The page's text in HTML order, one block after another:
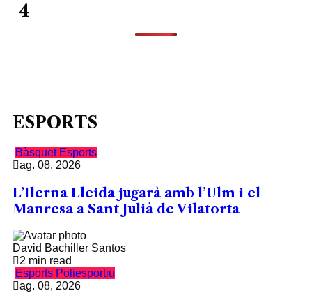
4
ESPORTS
Bàsquet Esports
ag. 08, 2026
L’Ilerna Lleida jugarà amb l’Ulm i el
Manresa a Sant Julià de Vilatorta
David Bachiller Santos
2 min read
Esports Poliesportiu
ag. 08, 2026